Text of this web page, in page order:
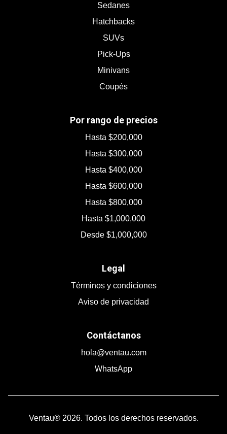
Sedanes
Hatchbacks
SUVs
Pick-Ups
Minivans
Coupés
Por rango de precios
Hasta $200,000
Hasta $300,000
Hasta $400,000
Hasta $600,000
Hasta $800,000
Hasta $1,000,000
Desde $1,000,000
Legal
Términos y condiciones
Aviso de privacidad
Contáctanos
hola@ventau.com
WhatsApp
Ventau® 2026. Todos los derechos reservados.